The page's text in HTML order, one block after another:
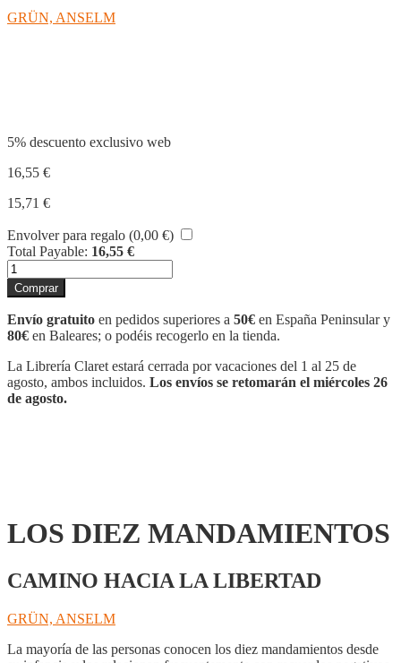
GRÜN, ANSELM
5% descuento exclusivo web
16,55 €
15,71 €
Envolver para regalo (0,00 €)
Total Payable: 16,55 €
LOS
DIEZ
MANDAMIENTOS
cantidad
Comprar
Envío gratuito en pedidos superiores a 50€ en España Peninsular y
80€ en Baleares; o podéis recogerlo en la tienda.
La Librería Claret estará cerrada por vacaciones del 1 al 25 de
agosto, ambos incluidos. Los envíos se retomarán el miércoles 26
de agosto.
LOS DIEZ MANDAMIENTOS
CAMINO HACIA LA LIBERTAD
GRÜN, ANSELM
La mayoría de las personas conocen los diez mandamientos desde